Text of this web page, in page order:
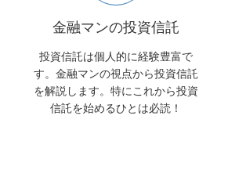
金融マンの投資信託
投資信託は個人的に経験豊富で
す。金融マンの視点から投資信託
を解説します。特にこれから投資
信託を始めるひとは必読！